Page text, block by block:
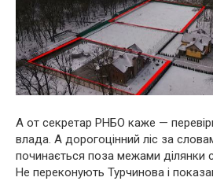
А от секретар РНБО каже —
влада. А дорогоцінний ліс за
починається поза межами ділянки
Не переконують Турчинова і